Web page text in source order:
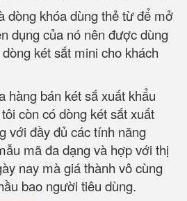
dòng khóa dùng thẻ từ để mở
dụng của nó nên được dùng
két sắt mini cho khách
hàng bán két sắ xuất khẩu
còn có dòng két sắt xuất
với đầy đủ các tính năng
mã đa dạng và hợp với thị
nay mà giá thành vô cùng
bao người tiêu dùng.